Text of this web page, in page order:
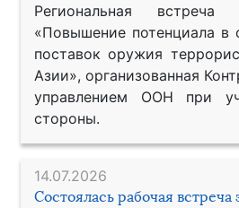
Региональная встреча
«Повышение потенциала в
поставок оружия
Азии», организованная
управлением ООН при
стороны.
14.07.2026
Состоялась рабочая встреча